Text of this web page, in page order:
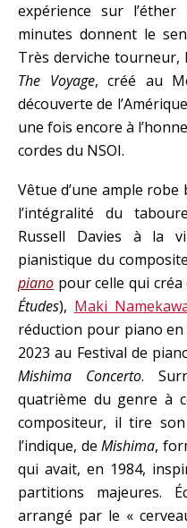
expérience sur
minutes donnent le
Très derviche tourneur,
The Voyage, créé au
découverte de
une fois encore à
cordes du NSOI.
Vêtue d’une ample
l’intégralité du
Russell Davies à la
pianistique du
piano pour celle qui
Études), Maki
réduction pour piano en
2023 au Festival de
Mishima Concerto.
quatrième du genre à
compositeur, il tire
l’indique, deMishima,
qui avait, en 1984,
partitions majeures.
arrangé par le «